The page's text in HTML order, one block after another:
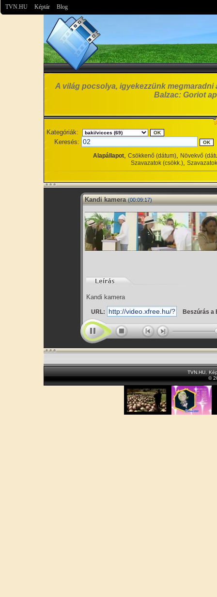
TVN.HU Képtár Blog
A világ pocsolya, igyekezzünk
Balzac: Goriot
Kategóriák:
Keresés:
Alapállapot, Csökkenő (dátum), Növekvő
Szavazatok (csökk.),
Kandi kamera (00:09:17)
Kandi kamera
URL: Beszúrás a
TVN.HU
©